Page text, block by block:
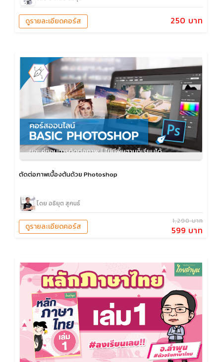
250 บาท
ดูรายละเอียดคอร์ส
ตัดต่อภาพเบื้องต้นด้วย Photoshop
โดย อธิยุต สุคนธ์
1,290 บาท
599 บาท
ดูรายละเอียดคอร์ส